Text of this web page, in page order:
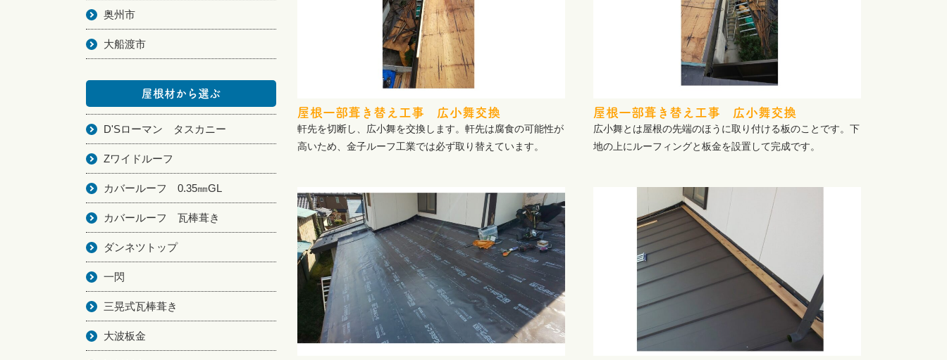
屋根一部葺き替え工事 広小舞交換
軒先を切断し、広小舞を交換します。軒先は腐食の可能性が
高いため、金子ルーフ工業では必ず取り替えています。
屋根一部葺き替え工事 広小舞交換
広小舞とは屋根の先端のほうに取り付ける板のことです。下
地の上にルーフィングと板金を設置して完成です。
奥州市
大船渡市
屋根材から選ぶ
D'Sローマン タスカニー
Zワイドルーフ
カバールーフ 0.35㎜GL
カバールーフ 瓦棒葺き
ダンネツトップ
一閃
三晃式瓦棒葺き
大波板金